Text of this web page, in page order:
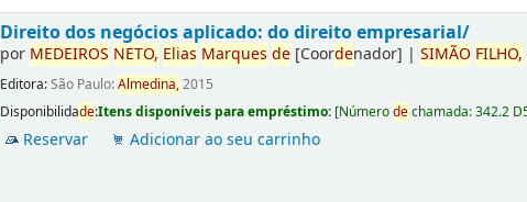
Direito dos negócios aplicado: do direito empresarial/
por MEDEIROS NETO, Elias Marques de [Coordenador] |SIMÃO FILHO,
Editora:São Paulo:Almedina,2015
Disponibilidade:Itens disponíveis para empréstimo: [Númerodechamada:342.2
Reservar Adicionar ao seu carrinho